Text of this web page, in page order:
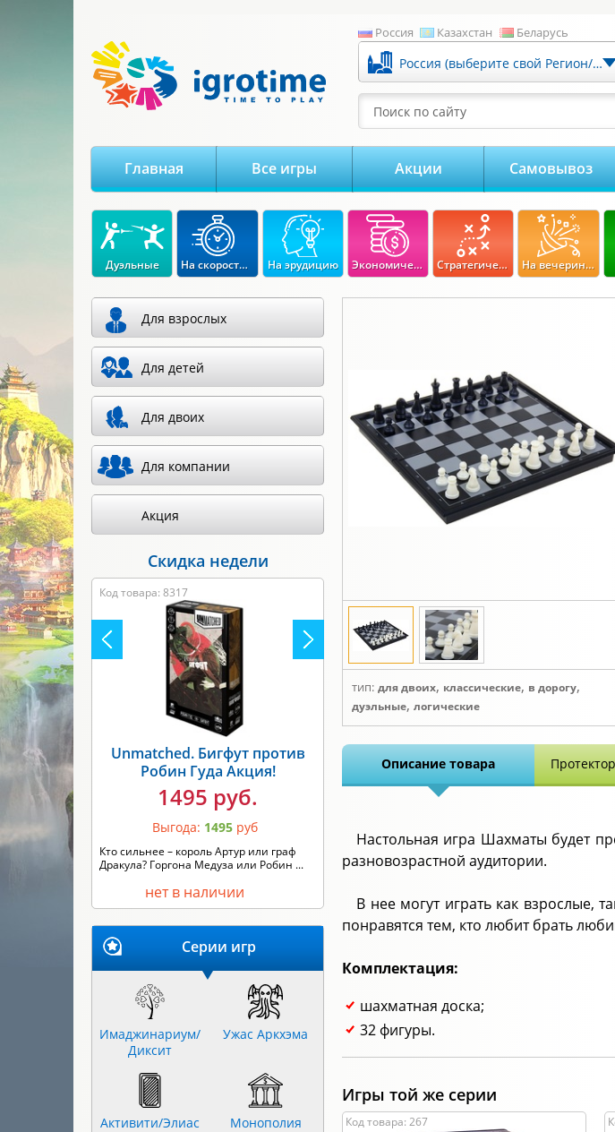
Россия Казахстан Беларусь
Россия (выберите свой Регион/Город)
Поиск по сайту
Главная Все игры Акции Самовывоз
Дуэльные На скорость реакции На эрудицию Экономические Стратегические На вечеринку
тип: для двоих, классические, в дорогу,
дуэльные, логические
Описание товара
Настольная игра Шахматы будет
разновозрастной аудитории.
В нее могут играть как взрослые,
понравятся тем, кто любит брать
Комплектация:
шахматная доска;
32 фигуры.
Игры той же серии
Код товара: 267
Для взрослых
Для детей
Для двоих
Для компании
Акция
Скидка недели
Код товара: 8317
Unmatched. Бигфут против
Робин Гуда Акция!
1495 руб.
Выгода: 1495 руб
Кто сильнее – король Артур или граф
Дракула? Горгона Медуза или Робин ...
нет в наличии
Серии игр
Имаджинариум/
Диксит
Ужас Аркхэма
Активити/Элиас Монополия